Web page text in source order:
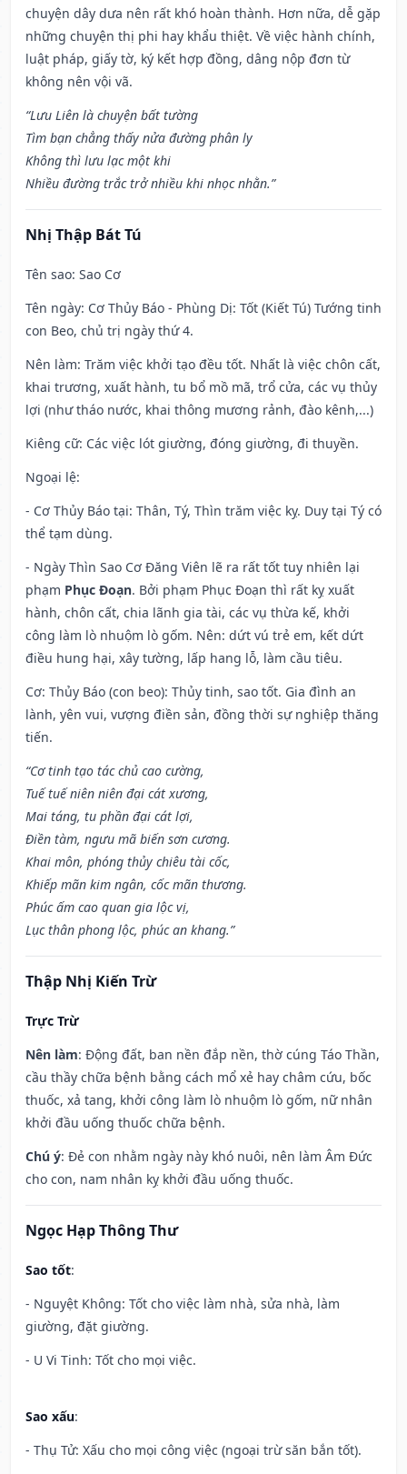
chuyện dây dưa nên rất khó hoàn thành. Hơn nữa, dễ gặp
những chuyện thị phi hay khẩu thiệt. Về việc hành chính,
luật pháp, giấy tờ, ký kết hợp đồng, dâng nộp đơn từ
không nên vội vã.
“Lưu Liên là chuyện bất tường
Tìm bạn chẳng thấy nửa đường phân ly
Không thì lưu lạc một khi
Nhiều đường trắc trở nhiều khi nhọc nhằn.”
Nhị Thập Bát Tú
Tên sao: Sao Cơ
Tên ngày: Cơ Thủy Báo - Phùng Dị: Tốt (Kiết Tú) Tướng tinh
con Beo, chủ trị ngày thứ 4.
Nên làm: Trăm việc khởi tạo đều tốt. Nhất là việc chôn cất,
khai trương, xuất hành, tu bổ mồ mã, trổ cửa, các vụ thủy
lợi (như tháo nước, khai thông mương rảnh, đào kênh,...)
Kiêng cữ: Các việc lót giường, đóng giường, đi thuyền.
Ngoại lệ:
- Cơ Thủy Báo tại: Thân, Tý, Thìn trăm việc kỵ. Duy tại Tý có
thể tạm dùng.
- Ngày Thìn Sao Cơ Đăng Viên lẽ ra rất tốt tuy nhiên lại
phạm Phục Đoạn. Bởi phạm Phục Đoạn thì rất kỵ xuất
hành, chôn cất, chia lãnh gia tài, các vụ thừa kế, khởi
công làm lò nhuộm lò gốm. Nên: dứt vú trẻ em, kết dứt
điều hung hại, xây tường, lấp hang lỗ, làm cầu tiêu.
Cơ: Thủy Báo (con beo): Thủy tinh, sao tốt. Gia đình an
lành, yên vui, vượng điền sản, đồng thời sự nghiệp thăng
tiến.
“Cơ tinh tạo tác chủ cao cường,
Tuế tuế niên niên đại cát xương,
Mai táng, tu phần đại cát lợi,
Điền tàm, ngưu mã biến sơn cương.
Khai môn, phóng thủy chiêu tài cốc,
Khiếp mãn kim ngân, cốc mãn thương.
Phúc ấm cao quan gia lộc vị,
Lục thân phong lộc, phúc an khang.”
Thập Nhị Kiến Trừ
Trực Trừ
Nên làm: Động đất, ban nền đắp nền, thờ cúng Táo Thần,
cầu thầy chữa bệnh bằng cách mổ xẻ hay châm cứu, bốc
thuốc, xả tang, khởi công làm lò nhuộm lò gốm, nữ nhân
khởi đầu uống thuốc chữa bệnh.
Chú ý: Đẻ con nhằm ngày này khó nuôi, nên làm Âm Đức
cho con, nam nhân kỵ khởi đầu uống thuốc.
Ngọc Hạp Thông Thư
Sao tốt:
- Nguyệt Không: Tốt cho việc làm nhà, sửa nhà, làm
giường, đặt giường.
- U Vi Tinh: Tốt cho mọi việc.
Sao xấu:
- Thụ Tử: Xấu cho mọi công việc (ngoại trừ săn bắn tốt).